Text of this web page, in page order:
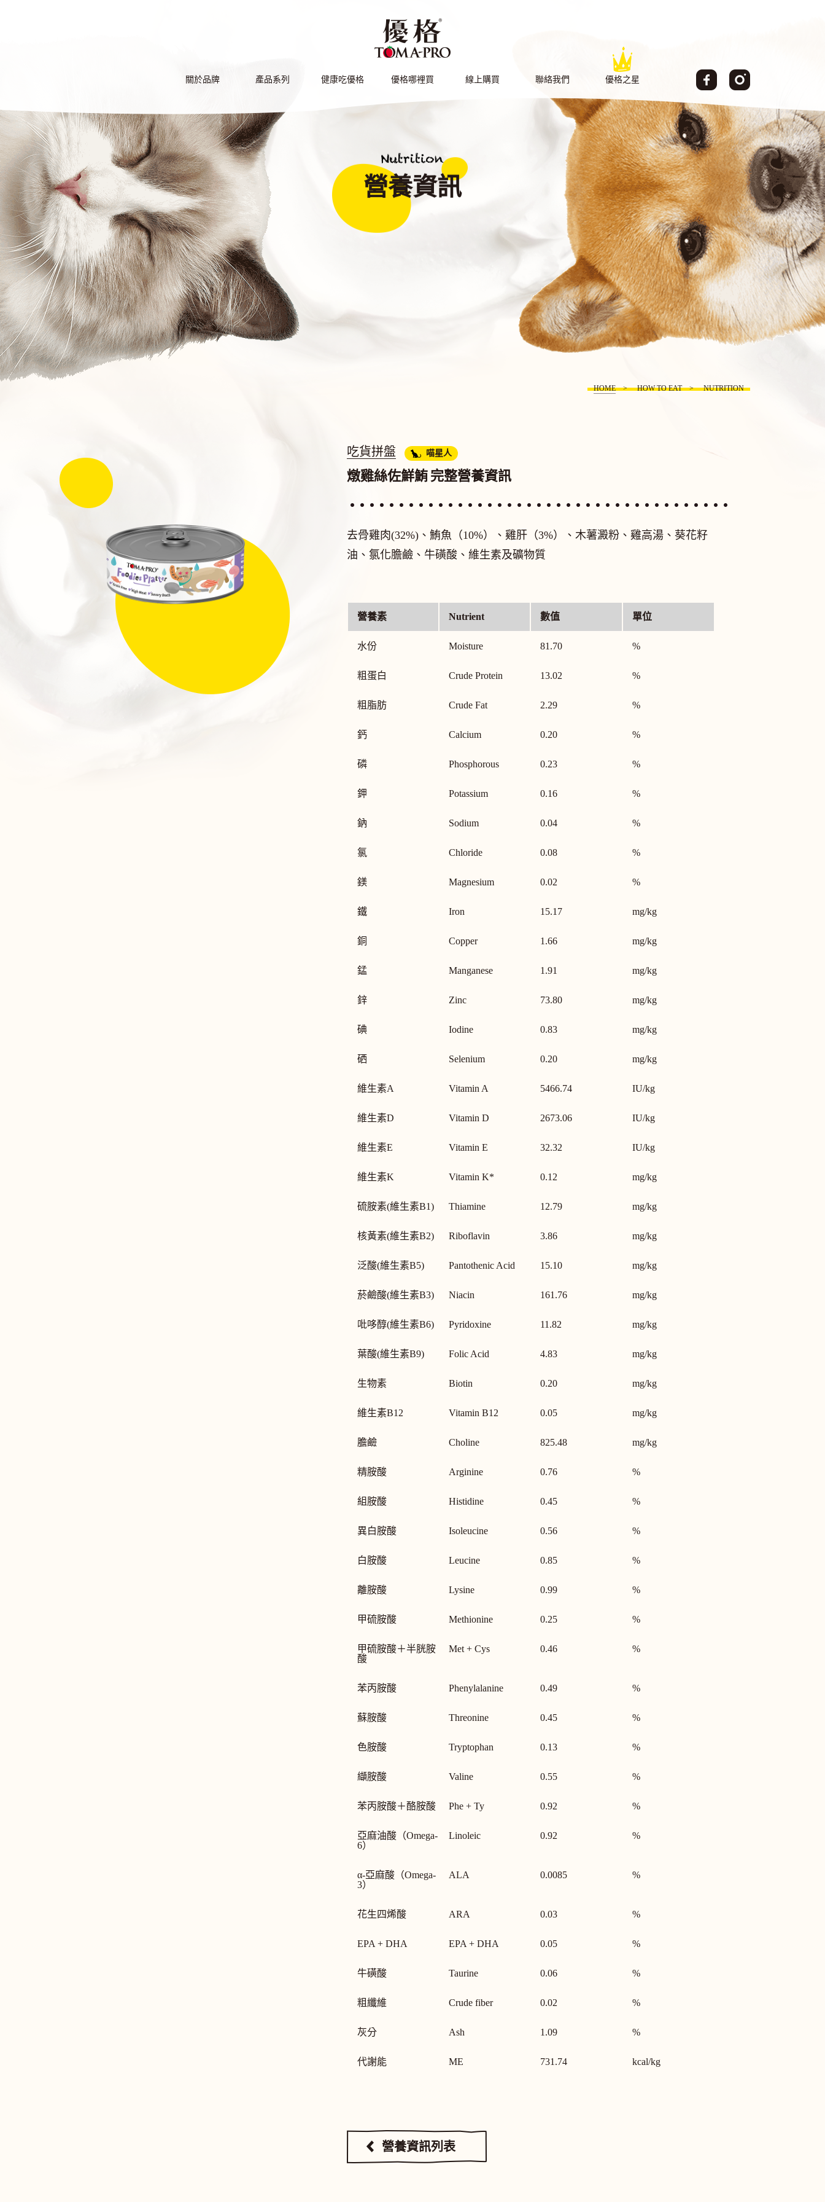
關於品牌
產品系列
健康吃優格
優格哪裡買
線上購買
聯絡我們
優格之星
Facebook IG
營養資訊
HOME HOW TO EAT NUTRITION
吃貨拼盤 喵星人
燉雞絲佐鮮鮪 完整營養資訊
去骨雞肉(32%)、鮪魚（10%）、雞肝（3%）、木薯澱粉、雞高湯、葵花籽
油、氯化膽鹼、牛磺酸、維生素及礦物質
營養素 Nutrient 數值 單位
水份 Moisture 81.70 %
粗蛋白 Crude Protein 13.02 %
粗脂肪 Crude Fat 2.29 %
鈣 Calcium 0.20 %
磷 Phosphorous 0.23 %
鉀 Potassium 0.16 %
鈉 Sodium 0.04 %
氯 Chloride 0.08 %
鎂 Magnesium 0.02 %
鐵 Iron 15.17 mg/kg
銅 Copper 1.66 mg/kg
錳 Manganese 1.91 mg/kg
鋅 Zinc 73.80 mg/kg
碘 Iodine 0.83 mg/kg
硒 Selenium 0.20 mg/kg
維生素A Vitamin A 5466.74 IU/kg
維生素D Vitamin D 2673.06 IU/kg
維生素E Vitamin E 32.32 IU/kg
維生素K Vitamin K* 0.12 mg/kg
硫胺素(維生素B1) Thiamine 12.79 mg/kg
核黃素(維生素B2) Riboflavin 3.86 mg/kg
泛酸(維生素B5) Pantothenic Acid 15.10 mg/kg
菸鹼酸(維生素B3) Niacin 161.76 mg/kg
吡哆醇(維生素B6) Pyridoxine 11.82 mg/kg
葉酸(維生素B9) Folic Acid 4.83 mg/kg
生物素 Biotin 0.20 mg/kg
維生素B12 Vitamin B12 0.05 mg/kg
膽鹼 Choline 825.48 mg/kg
精胺酸 Arginine 0.76 %
組胺酸 Histidine 0.45 %
異白胺酸 Isoleucine 0.56 %
白胺酸 Leucine 0.85 %
離胺酸 Lysine 0.99 %
甲硫胺酸 Methionine 0.25 %
甲硫胺酸＋半胱胺
酸
Met + Cys 0.46 %
苯丙胺酸 Phenylalanine 0.49 %
蘇胺酸 Threonine 0.45 %
色胺酸 Tryptophan 0.13 %
纈胺酸 Valine 0.55 %
苯丙胺酸＋酪胺酸 Phe + Ty 0.92 %
亞麻油酸（Omega-
6）
Linoleic 0.92 %
α-亞麻酸（Omega-
3）
ALA 0.0085 %
花生四烯酸 ARA 0.03 %
EPA + DHA EPA + DHA 0.05 %
牛磺酸 Taurine 0.06 %
粗纖維 Crude fiber 0.02 %
灰分 Ash 1.09 %
代謝能 ME 731.74 kcal/kg
營養資訊列表